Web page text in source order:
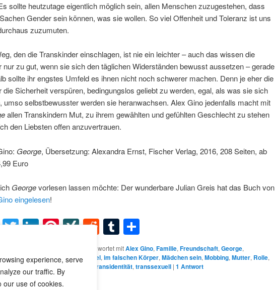
experience, serve
our traffic. By
our use of cookies.
sollte heutzutage eigentlich möglich sein, allen Menschen zuzugestehen, dass
Gender sein können, was sie wollen. So viel Offenheit und Toleranz ist uns
zuzumuten.
den die Transkinder einschlagen, ist nie ein leichter – auch das wissen die
nur zu gut, wenn sie sich den täglichen Widerständen bewusst aussetzen – gerade
sollte ihr engstes Umfeld es ihnen nicht noch schwerer machen. Denn je eher die
die Sicherheit verspüren, bedingungslos geliebt zu werden, egal, als was sie sich
umso selbstbewusster werden sie heranwachsen. Alex Gino jedenfalls macht mit
allen Transkindern Mut, zu ihrem gewählten und gefühlten Geschlecht zu stehen
den Liebsten offen anzuvertrauen.
George, Übersetzung: Alexandra Ernst, Fischer Verlag, 2016, 208 Seiten, ab
Euro
Georgevorlesen lassen möchte: Der wunderbare Julian Greis hat das Buch von
eingelesen!
Facebook
Twitter
LinkedIn
Pinterest
XINGRedditTumblr
unter Verschlagwortet mitAlex Gino, Familie, Freundschaft, George,
,Geschlechterwechsel, im falschen Körper, Mädchen sein, Mobbing, Mutter, Rolle,
,Transgender transident Transidentität, transsexuell | 1 Antwort